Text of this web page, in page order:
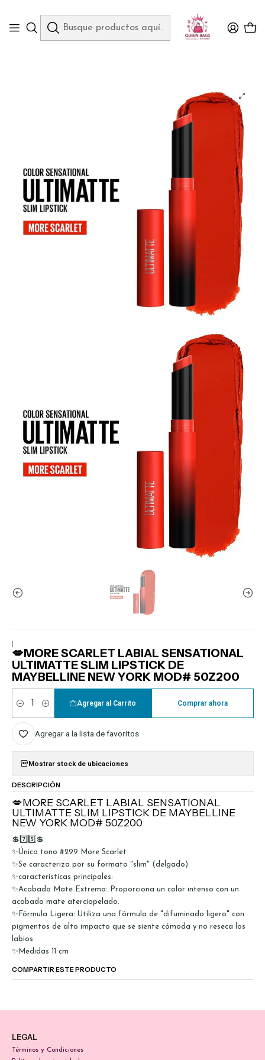
Inicio
CUIDADO DE LA PIEL Y MAQUILLAJE
💋MORE SCARLET LABIAL SENSATIONAL
ULTIMATTE SLIM LIPSTICK DE
MAYBELLINE NEW YORK MOD# 50Z200
Cantidad
Agregar al Carrito Comprar ahora
Agregar a la lista de favoritos
Mostrar stock de ubicaciones
DESCRIPCIÓN
💋MORE SCARLET LABIAL SENSATIONAL
ULTIMATTE SLIM LIPSTICK DE MAYBELLINE
NEW YORK MOD# 50Z200
💲7️⃣5️⃣💲
✨Único tono #299 More Scarlet
✨Se caracteriza por su formato "slim" (delgado)
✨características principales:
✨Acabado Mate Extremo: Proporciona un color intenso con un
acabado mate aterciopelado.
✨Fórmula Ligera: Utiliza una fórmula de "difuminado ligero" con
pigmentos de alto impacto que se siente cómoda y no reseca los
labios
✨Medidas 11 cm
COMPARTIR ESTE PRODUCTO
LEGAL
Términos y Condiciones